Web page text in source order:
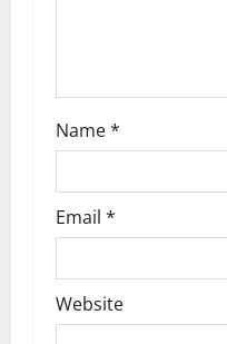
Name*
Email *
Website